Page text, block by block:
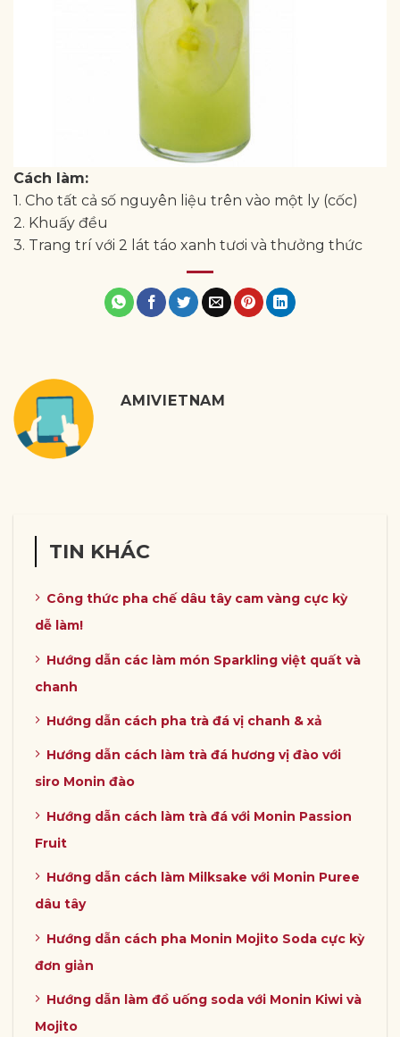
Cách làm:
1. Cho tất cả số nguyên liệu trên vào một ly (cốc)
2. Khuấy đều
3. Trang trí với 2 lát táo xanh tươi và thưởng thức
AMIVIETNAM
TIN KHÁC
Công thức pha chế dâu tây cam vàng cực kỳ
dễ làm!
Hướng dẫn các làm món Sparkling việt quất và
chanh
Hướng dẫn cách pha trà đá vị chanh & xả
Hướng dẫn cách làm trà đá hương vị đào với
siro Monin đào
Hướng dẫn cách làm trà đá với Monin Passion
Fruit
Hướng dẫn cách làm Milksake với Monin Puree
dâu tây
Hướng dẫn cách pha Monin Mojito Soda cực kỳ
đơn giản
Hướng dẫn làm đồ uống soda với Monin Kiwi và
Mojito